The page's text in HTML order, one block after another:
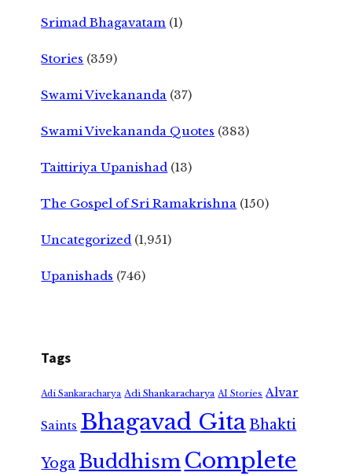
Srimad Bhagavatam (1)
Stories (359)
Swami Vivekananda (37)
Swami Vivekananda Quotes (383)
Taittiriya Upanishad (13)
The Gospel of Sri Ramakrishna (150)
Uncategorized (1,951)
Upanishads (746)
Tags
Adi Sankaracharya Adi Shankaracharya AI Stories Alvar
Saints Bhagavad GitaBhakti
Yoga Buddhism Complete